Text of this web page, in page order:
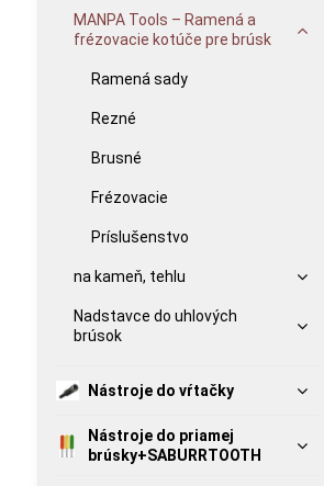
MANPA Tools – Ramená a
frézovacie kotúče pre brúsk
Ramená sady
Rezné
Brusné
Frézovacie
Príslušenstvo
na kameň, tehlu
Nadstavce do uhlových
brúsok
Nástroje do vŕtačky
Nástroje do priamej
brúsky+SABURRTOOTH